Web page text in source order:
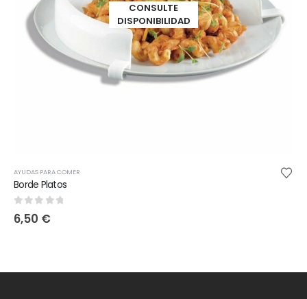
CONSULTE
DISPONIBILIDAD
AYUDAS PARA COMER
Borde Platos
0 out of 5
6,50 €